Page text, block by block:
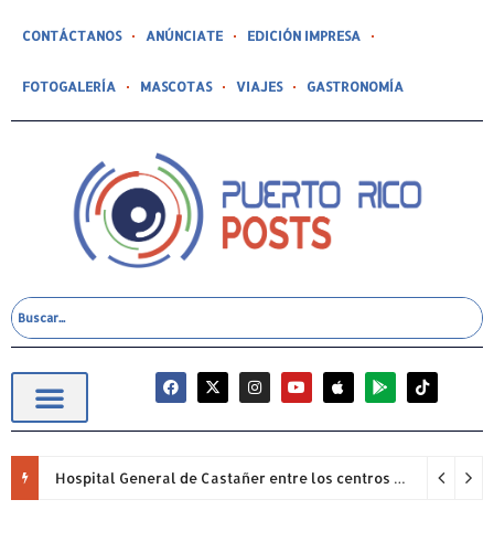
CONTÁCTANOS ANÚNCIATE EDICIÓN IMPRESA
FOTOGALERÍA MASCOTAS VIAJES GASTRONOMÍA
Hospital General de Castañer entre los centros de salud comunitarios con mejor desempeño clínico de Estados Unidos